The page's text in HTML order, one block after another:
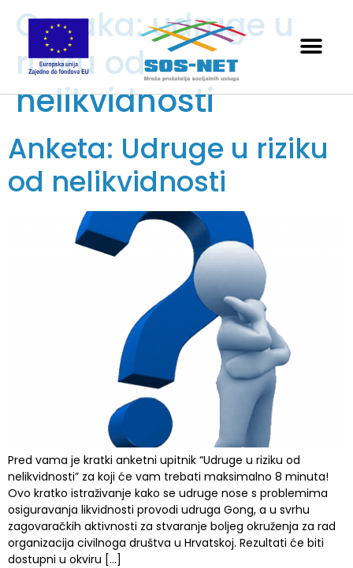
Oznaka:udruge u
riziku od
nelikvidnosti
Anketa: Udruge u riziku
od nelikvidnosti
Pred vama je kratki anketni upitnik “Udruge u riziku od
nelikvidnosti” za koji će vam trebati maksimalno 8 minuta!
Ovo kratko istraživanje kako se udruge nose s problemima
osiguravanja likvidnosti provodi udruga Gong, a u svrhu
zagovaračkih aktivnosti za stvaranje boljeg okruženja za rad
organizacija civilnoga društva u Hrvatskoj. Rezultati će biti
dostupni u okviru […]